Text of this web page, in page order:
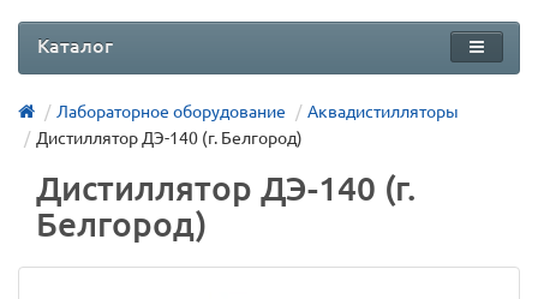
Каталог
Лабораторное оборудование
Аквадистилляторы
Дистиллятор ДЭ-140 (г. Белгород)
Дистиллятор ДЭ-140 (г.
Белгород)